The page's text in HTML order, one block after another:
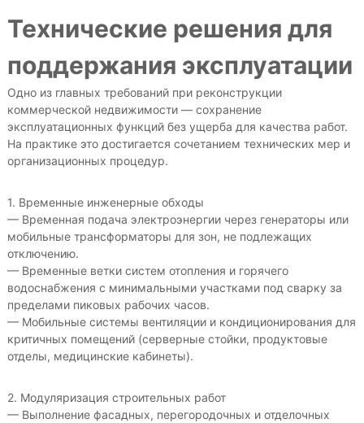
Технические решения для
поддержания эксплуатации
Одно из главных требований при реконструкции
коммерческой недвижимости — сохранение
эксплуатационных функций без ущерба для качества работ.
На практике это достигается сочетанием технических мер и
организационных процедур.
1. Временные инженерные обходы
— Временная подача электроэнергии через генераторы или
мобильные трансформаторы для зон, не подлежащих
отключению.
— Временные ветки систем отопления и горячего
водоснабжения с минимальными участками под сварку за
пределами пиковых рабочих часов.
— Мобильные системы вентиляции и кондиционирования для
критичных помещений (серверные стойки, продуктовые
отделы, медицинские кабинеты).
2. Модуляризация строительных работ
— Выполнение фасадных, перегородочных и отделочных